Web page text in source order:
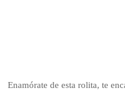
Enamórate de esta rolita, te